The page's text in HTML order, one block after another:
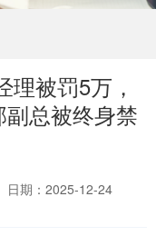
被罚5万，
总被终身禁
日期：2025-12-24